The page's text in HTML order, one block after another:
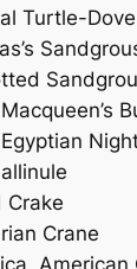
Turtle-Dove
Crake
Crane
, American